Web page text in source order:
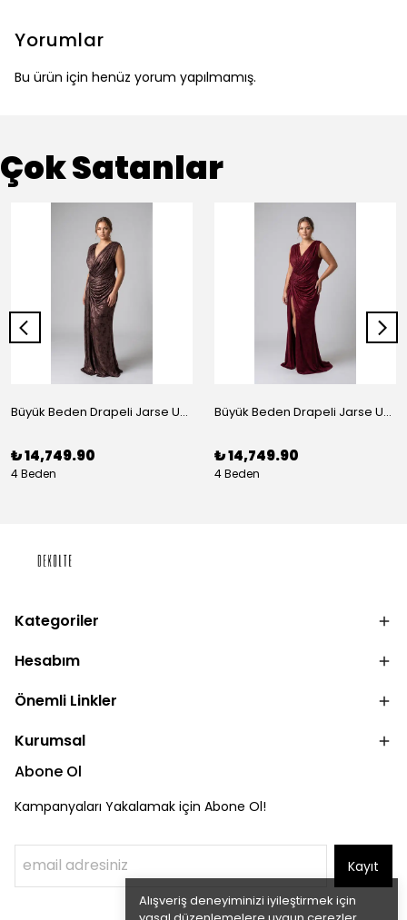
Alışveriş deneyiminizi iyileştirmek için
Yorumlar
Bu ürün için henüz yorum yapılmamış.
Çok Satanlar
Büyük Beden Drapeli Jarse Uzun Abiye Elbise Bakır
₺ 14,749.90
4 Beden
Büyük Beden Drapeli Jarse Uzun Abiye Elbise Bordo
₺ 14,749.90
4 Beden
Kategoriler
Hesabım
Önemli Linkler
Kurumsal
Abone Ol
Kampanyaları Yakalamak için Abone Ol!
Kayıt